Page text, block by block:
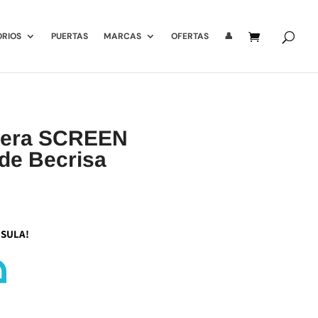
PUERTAS MARCAS OFERTAS 👤
SCREEN
Becrisa